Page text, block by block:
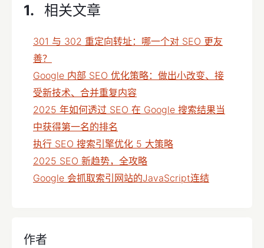
相关文章
301 与 302 重定向转址：哪一个对 SEO 更友
善？
Google 内部 SEO 优化策略：做出小改变、接
受新技术、合并重复内容
2025 年如何透过 SEO 在 Google 搜索结果当
中获得第一名的排名
执行 SEO 搜索引擎优化 5 大策略
2025 SEO 新趋势，全攻略
Google 会抓取索引网站的JavaScript连结
作者